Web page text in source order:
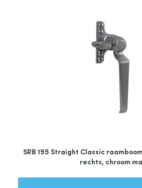
SRB 195 Straight Classic
rechts, chroom